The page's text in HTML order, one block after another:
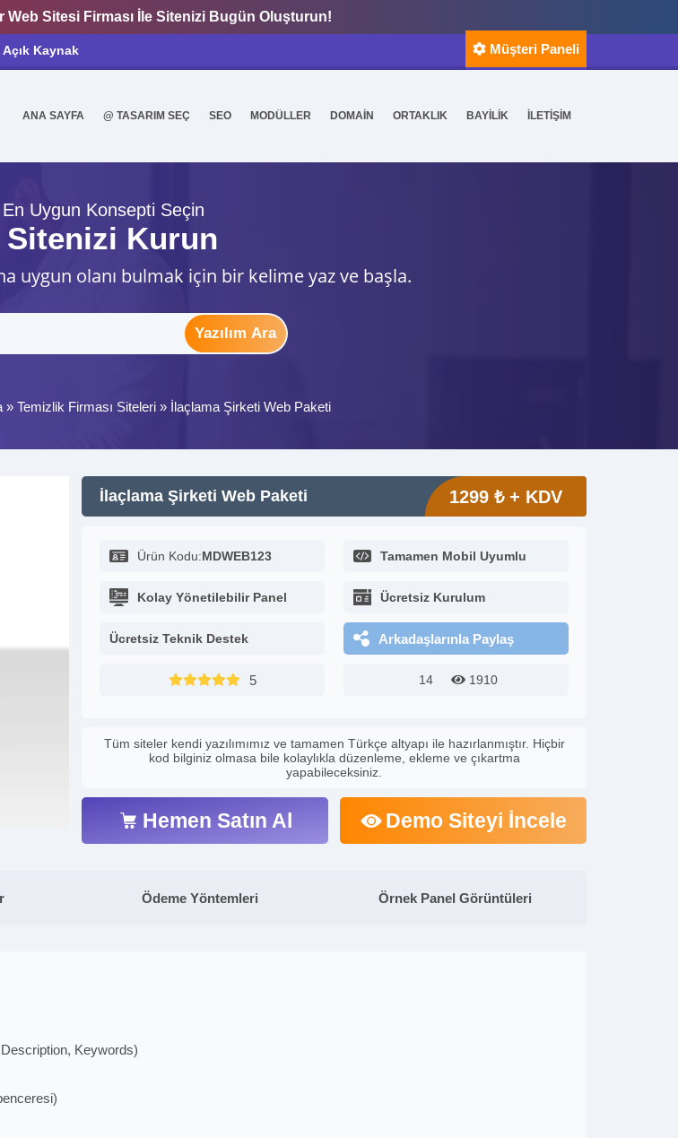
Web Sitesi Firması İle Sitenizi Bugün Oluşturun!
Açık Kaynak Müşteri Paneli
ANA SAYFA @ TASARIM SEÇ SEO MODÜLLER DOMAİN ORTAKLIK BAYİLİK İLETİŞİM
Uygun Konsepti Seçin
Sitenizi Kurun
uygun olanı bulmak için bir kelime yaz ve başla.
Yazılım Ara
» Temizlik Firması Siteleri » İlaçlama Şirketi Web Paketi
İlaçlama Şirketi Web Paketi 1299 ₺ + KDV
Ürün Kodu:MDWEB123 Tamamen Mobil Uyumlu
Kolay Yönetilebilir Panel Ücretsiz Kurulum
Ücretsiz Teknik Destek Arkadaşlarınla Paylaş
5 14 1910
Tüm siteler kendi yazılımımız ve tamamen Türkçe altyapı ile hazırlanmıştır. Hiçbir
kod bilginiz olmasa bile kolaylıkla düzenleme, ekleme ve çıkartma
yapabileceksiniz.
Hemen Satın Al Demo Siteyi İncele
Ödeme Yöntemleri Örnek Panel Görüntüleri
Keywords)